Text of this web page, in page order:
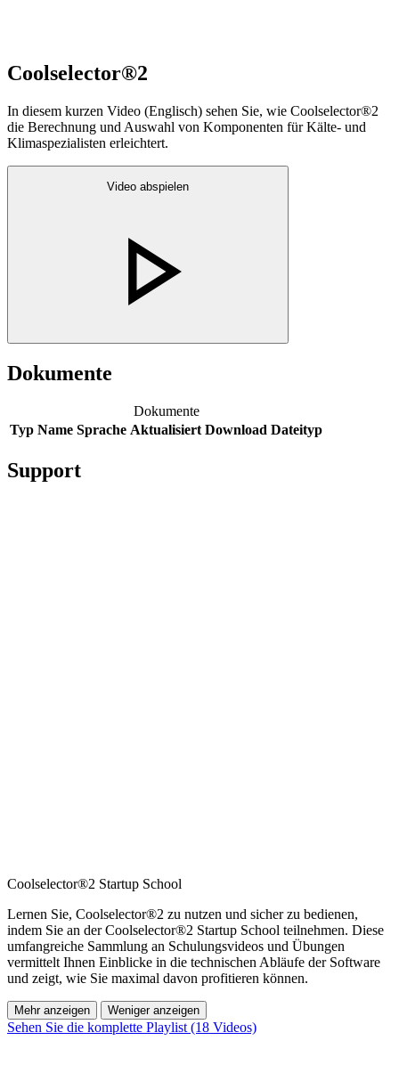
Coolselector®2
In diesem kurzen Video (Englisch) sehen Sie, wie Coolselector®2
die Berechnung und Auswahl von Komponenten für Kälte- und
Klimaspezialisten erleichtert.
Video abspielen
Dokumente
Dokumente
Typ Name Sprache Aktualisiert Download Dateityp
Support
Coolselector®2 Startup School
Lernen Sie, Coolselector®2 zu nutzen und sicher zu bedienen,
indem Sie an der Coolselector®2 Startup School teilnehmen. Diese
umfangreiche Sammlung an Schulungsvideos und Übungen
vermittelt Ihnen Einblicke in die technischen Abläufe der Software
und zeigt, wie Sie maximal davon profitieren können.
Mehr anzeigen Weniger anzeigen
Sehen Sie die komplette Playlist (18 Videos)